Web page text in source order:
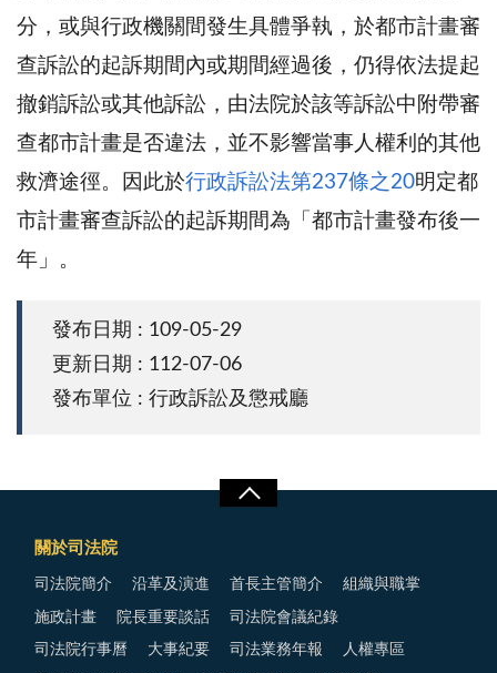
分，或與行政機關間發生具體爭執，於都市計畫審
查訴訟的起訴期間內或期間經過後，仍得依法提起
撤銷訴訟或其他訴訟，由法院於該等訴訟中附帶審
查都市計畫是否違法，並不影響當事人權利的其他
救濟途徑。因此於行政訴訟法第237條之20明定都
市計畫審查訴訟的起訴期間為「都市計畫發布後一
年」。
發布日期 : 109-05-29
更新日期 : 112-07-06
發布單位 : 行政訴訟及懲戒廳
關於司法院
司法院簡介 沿革及演進 首長主管簡介 組織與職掌
施政計畫 院長重要談話 司法院會議紀錄
司法院行事曆 大事紀要 司法業務年報 人權專區